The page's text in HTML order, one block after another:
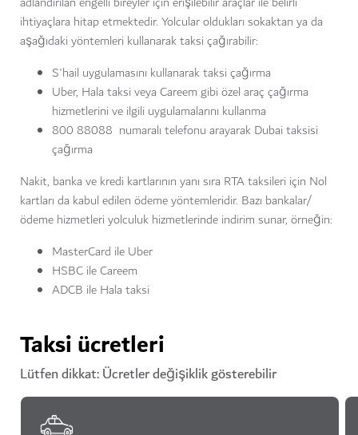
ihtiyaçlara hitap etmektedir. Yolcular oldukları sokaktan ya da
aşağıdaki yöntemleri kullanarak taksi çağırabilir:
S'hail uygulamasını kullanarak taksi çağırma
Uber, Hala taksi veya Careem gibi özel araç çağırma
hizmetlerini ve ilgili uygulamalarını kullanma
800 88088 numaralı telefonu arayarak Dubai taksisi
çağırma
Nakit, banka ve kredi kartlarının yanı sıra RTA taksileri için Nol
kartları da kabul edilen ödeme yöntemleridir. Bazı bankalar/
ödeme hizmetleri yolculuk hizmetlerinde indirim sunar, örneğin:
MasterCard ile Uber
HSBC ile Careem
ADCB ile Hala taksi
Taksi ücretleri
Lütfen dikkat: Ücretler değişiklik gösterebilir